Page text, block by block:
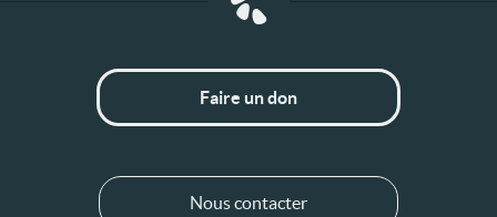
Faire un don
Nous contacter